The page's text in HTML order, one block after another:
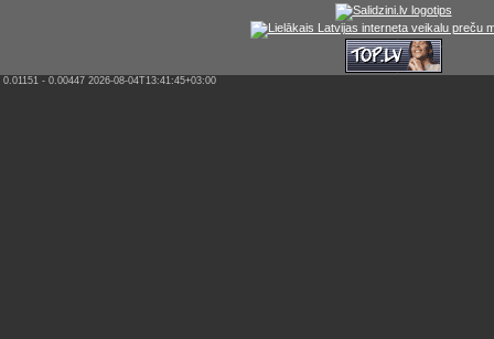
0.01151 - 0.00447 2026-08-04T13:41:45+03:00